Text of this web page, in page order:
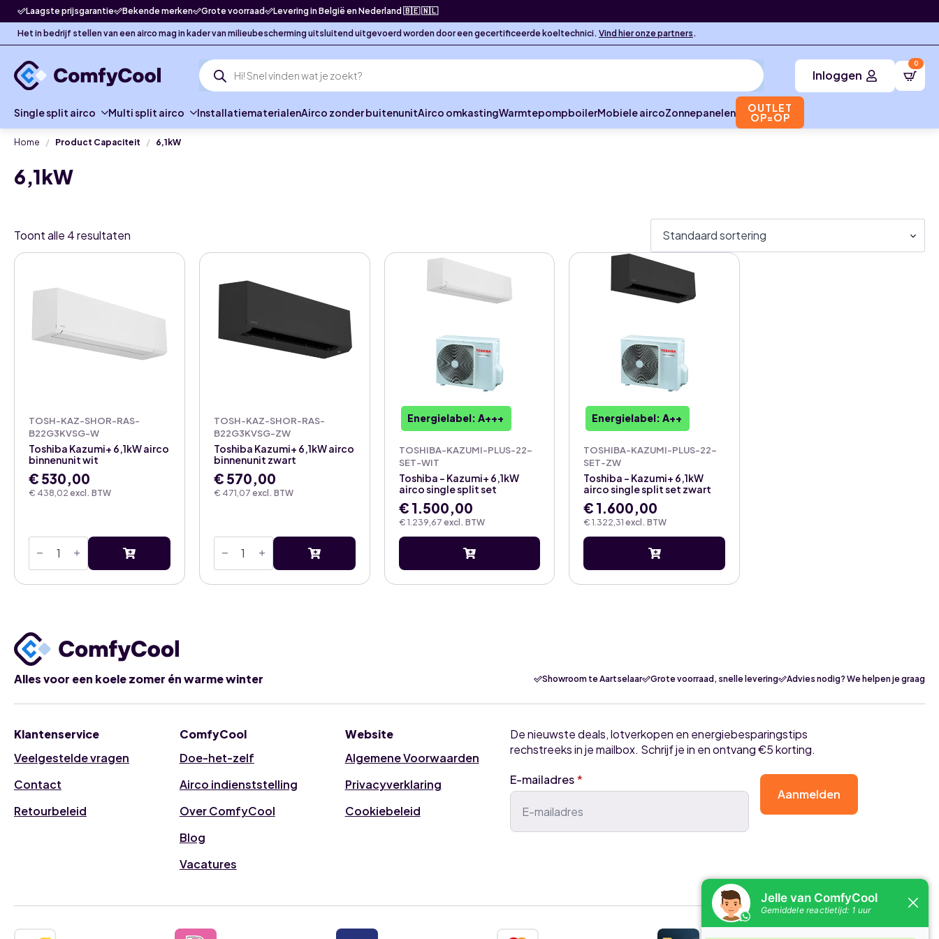
Laagste prijsgarantie Bekende merken Grote voorraad Levering in België en Nederland 🇧🇪 🇳🇱
Het in bedrijf stellen van een airco mag in kader van milieubescherming uitsluitend uitgevoerd worden door een gecertificeerde koeltechnici. Vind hier onze partners.
Producten
zoeken Inloggen
0
Single split airco Multi split airco InstallatiematerialenAirco zonder buitenunitAirco omkastingWarmtepompboilerMobiele aircoZonnepanelen OUTLET
OP=OP
Home Product Capaciteit 6,1kW
6,1kW
Toont alle 4 resultaten
TOSH-KAZ-SHOR-RAS-
B22G3KVSG-W
€ 438,02 excl. BTW
Toshiba Kazumi+ 6,1kW airco
binnenunit wit
€ 530,00
Toshiba
Kazumi+
airco
binnenunit
TOSH-KAZ-SHOR-RAS-
B22G3KVSG-ZW
€ 471,07 excl. BTW
Toshiba Kazumi+ 6,1kW airco
binnenunit zwart
€ 570,00
Toshiba
Kazumi+
airco
binnenunit
Energielabel: A+++
TOSHIBA-KAZUMI-PLUS-22-
SET-WIT
€ 1.239,67 excl. BTW
Toshiba – Kazumi+ 6,1kW
airco single split set
€ 1.500,00
Energielabel: A++
TOSHIBA-KAZUMI-PLUS-22-
SET-ZW
€ 1.322,31 excl. BTW
Toshiba – Kazumi+ 6,1kW
airco single split set zwart
€ 1.600,00
Alles voor een koele zomer én warme winter Showroom te Aartselaar Grote voorraad, snelle levering Advies nodig? We helpen je graag
Klantenservice
Veelgestelde vragen
Contact
Retourbeleid
ComfyCool
Doe-het-zelf
Airco indienststelling
Over ComfyCool
Blog
Vacatures
Website
Algemene Voorwaarden
Privacyverklaring
Cookiebeleid
De nieuwste deals, lotverkopen en energiebesparingstips
rechstreeks in je mailbox. Schrijf je in en ontvang €5 korting.
E-mailadres *
Aanmelden